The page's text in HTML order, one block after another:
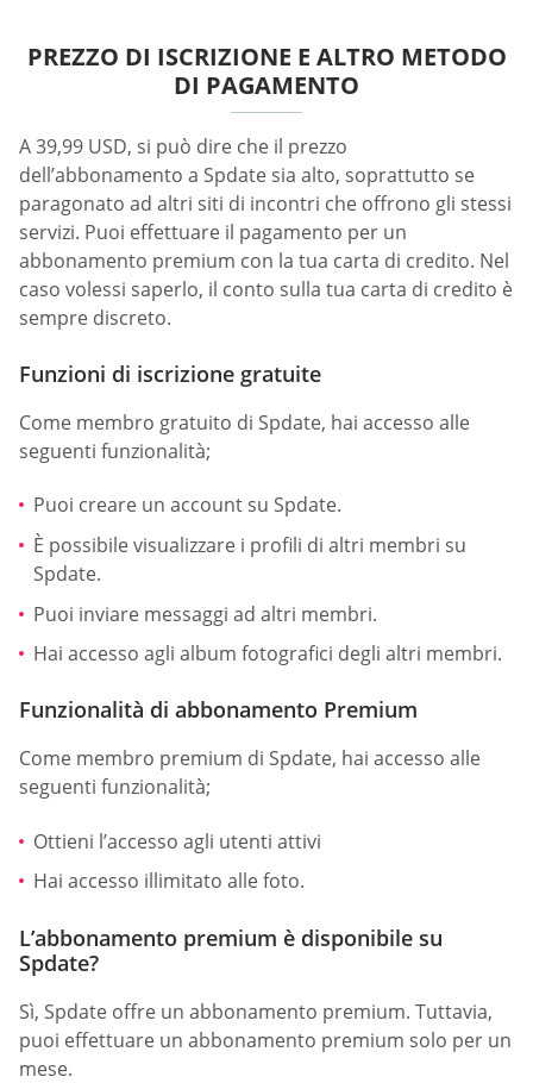
PREZZO DI ISCRIZIONE E ALTRO METODO
DI PAGAMENTO
A 39,99 USD, si può dire che il prezzo
dell’abbonamento a Spdate sia alto, soprattutto se
paragonato ad altri siti di incontri che offrono gli stessi
servizi. Puoi effettuare il pagamento per un
abbonamento premium con la tua carta di credito. Nel
caso volessi saperlo, il conto sulla tua carta di credito è
sempre discreto.
Funzioni di iscrizione gratuite
Come membro gratuito di Spdate, hai accesso alle
seguenti funzionalità;
Puoi creare un account su Spdate.
È possibile visualizzare i profili di altri membri su
Spdate.
Puoi inviare messaggi ad altri membri.
Hai accesso agli album fotografici degli altri membri.
Funzionalità di abbonamento Premium
Come membro premium di Spdate, hai accesso alle
seguenti funzionalità;
Ottieni l’accesso agli utenti attivi
Hai accesso illimitato alle foto.
L’abbonamento premium è disponibile su
Spdate?
Sì, Spdate offre un abbonamento premium. Tuttavia,
puoi effettuare un abbonamento premium solo per un
mese.